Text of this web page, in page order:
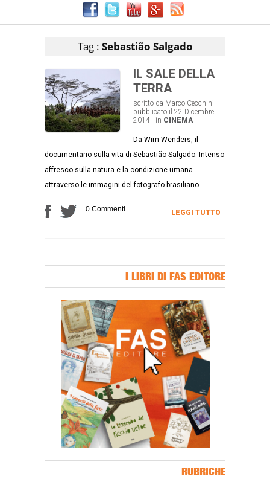
Tag : Sebastião Salgado
IL SALE DELLA
TERRA
scritto da Marco Cecchini -
pubblicato il 22 Dicembre
2014 - in CINEMA
Da Wim Wenders, il
documentario sulla vita di Sebastião Salgado. Intenso
affresco sulla natura e la condizione umana
attraverso le immagini del fotografo brasiliano.
0 Commenti LEGGI TUTTO
I LIBRI DI FAS EDITORE
RUBRICHE